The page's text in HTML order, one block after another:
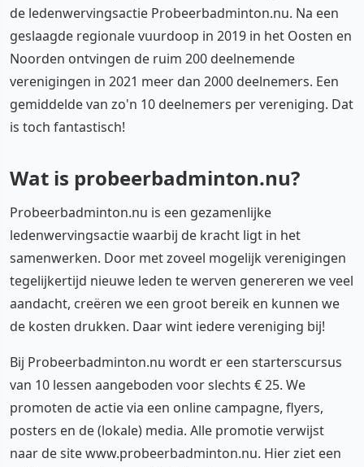
de ledenwervingsactie Probeerbadminton.nu. Na een
geslaagde regionale vuurdoop in 2019 in het Oosten en
Noorden ontvingen de ruim 200 deelnemende
verenigingen in 2021 meer dan 2000 deelnemers. Een
gemiddelde van zo'n 10 deelnemers per vereniging. Dat
is toch fantastisch!
Wat is probeerbadminton.nu?
Probeerbadminton.nu is een gezamenlijke
ledenwervingsactie waarbij de kracht ligt in het
samenwerken. Door met zoveel mogelijk verenigingen
tegelijkertijd nieuwe leden te werven genereren we veel
aandacht, creëren we een groot bereik en kunnen we
de kosten drukken. Daar wint iedere vereniging bij!
Bij Probeerbadminton.nu wordt er een starterscursus
van 10 lessen aangeboden voor slechts € 25. We
promoten de actie via een online campagne, flyers,
posters en de (lokale) media. Alle promotie verwijst
naar de site www.probeerbadminton.nu. Hier ziet een